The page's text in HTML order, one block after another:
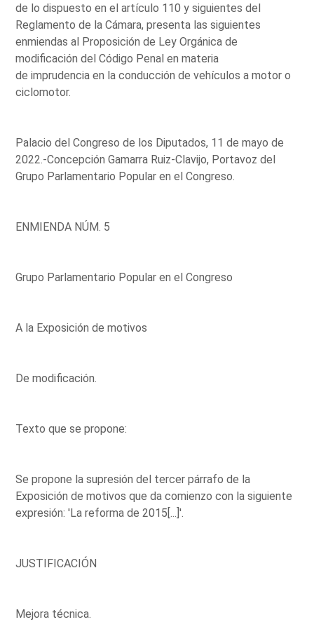
de lo dispuesto en el artículo 110 y siguientes del
Reglamento de la Cámara, presenta las siguientes
enmiendas al Proposición de Ley Orgánica de
modificación del Código Penal en materia
de imprudencia en la conducción de vehículos a motor o
ciclomotor.
Palacio del Congreso de los Diputados, 11 de mayo de
2022.-Concepción Gamarra Ruiz-Clavijo, Portavoz del
Grupo Parlamentario Popular en el Congreso.
ENMIENDA NÚM. 5
Grupo Parlamentario Popular en el Congreso
A la Exposición de motivos
De modificación.
Texto que se propone:
Se propone la supresión del tercer párrafo de la
Exposición de motivos que da comienzo con la siguiente
expresión: 'La reforma de 2015[...]'.
JUSTIFICACIÓN
Mejora técnica.